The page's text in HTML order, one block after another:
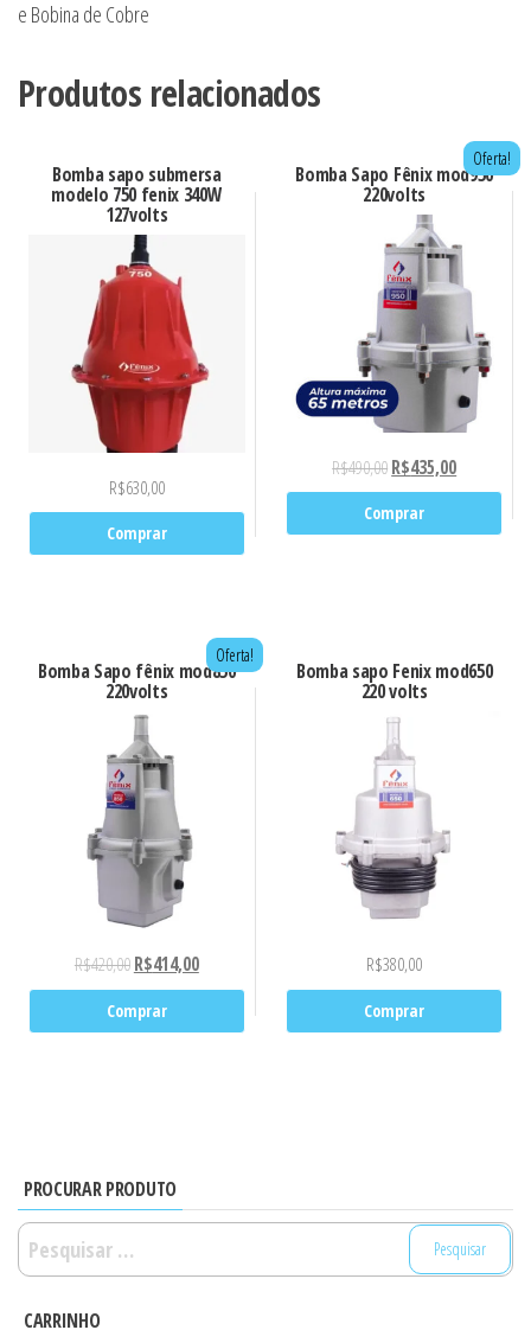
e Bobina de Cobre
Produtos relacionados
Bomba sapo submersa
modelo 750 fenix 340W
127volts
R$630,00
Comprar
Bomba Sapo Fênix mod950
220volts
Oferta!
R$490,00R$435,00
Comprar
Bomba Sapo fênix mod850
220volts
Oferta!
R$420,00R$414,00
Comprar
Bomba sapo Fenix mod650
220 volts
R$380,00
Comprar
PROCURAR PRODUTO
Pesquisar
por:
CARRINHO